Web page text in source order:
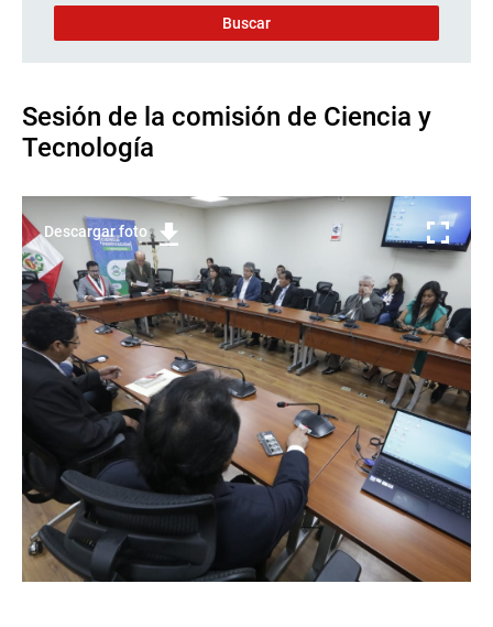
Sesión de la comisión de Ciencia y
Tecnología
Descargar foto